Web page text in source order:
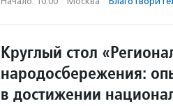
Круглый стол
народосбережения:
в достижении